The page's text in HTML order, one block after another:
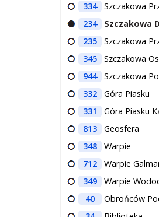
334
Szczakowa
234
Szczakowa
235
Szczakowa
345
Szczakowa
944
Szczakowa
332
Góra Piasku
331
Góra Piasku
813
Geosfera
348
Warpie
712
Warpie
349
Warpie
40
Obrońców